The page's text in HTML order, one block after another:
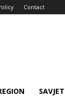
Contact